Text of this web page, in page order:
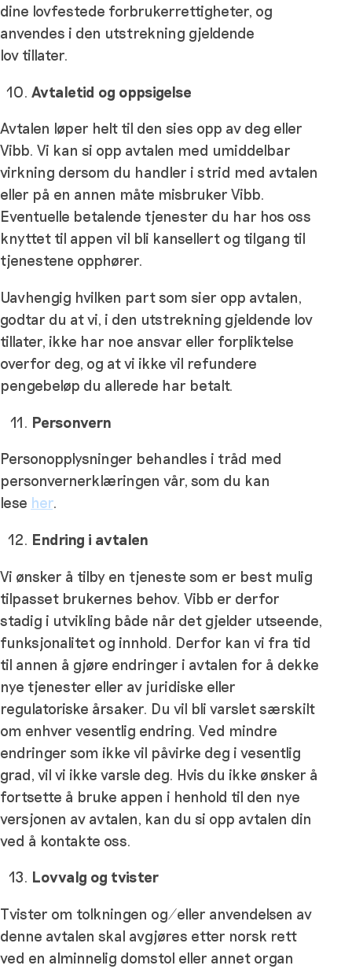
dine lovfestede forbrukerrettigheter, og
anvendes i den utstrekning gjeldende
lov tillater.
Avtaletid og oppsigelse
Avtalen løper helt til den sies opp av deg eller
Vibb. Vi kan si opp avtalen med umiddelbar
virkning dersom du handler i strid med avtalen
eller på en annen måte misbruker Vibb.
Eventuelle betalende tjenester du har hos oss
knyttet til appen vil bli kansellert og tilgang til
tjenestene opphører.
Uavhengig hvilken part som sier opp avtalen,
godtar du at vi, i den utstrekning gjeldende lov
tillater, ikke har noe ansvar eller forpliktelse
overfor deg, og at vi ikke vil refundere
pengebeløp du allerede har betalt.
Personvern
Personopplysninger behandles i tråd med
personvernerklæringen vår, som du kan
lese her.
Endring i avtalen
Vi ønsker å tilby en tjeneste som er best mulig
tilpasset brukernes behov. Vibb er derfor
stadig i utvikling både når det gjelder utseende,
funksjonalitet og innhold. Derfor kan vi fra tid
til annen å gjøre endringer i avtalen for å dekke
nye tjenester eller av juridiske eller
regulatoriske årsaker. Du vil bli varslet særskilt
om enhver vesentlig endring. Ved mindre
endringer som ikke vil påvirke deg i vesentlig
grad, vil vi ikke varsle deg. Hvis du ikke ønsker å
fortsette å bruke appen i henhold til den nye
versjonen av avtalen, kan du si opp avtalen din
ved å kontakte oss.
Lovvalg og tvister
Tvister om tolkningen og/eller anvendelsen av
denne avtalen skal avgjøres etter norsk rett
ved en alminnelig domstol eller annet organ